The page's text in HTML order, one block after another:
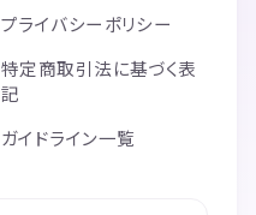
プライバシーポリシー
特定商取引法に基づく表
記
ガイドライン一覧